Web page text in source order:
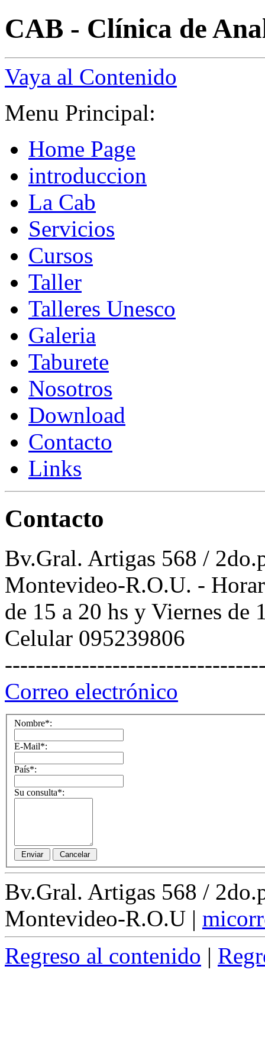
CAB - Clínica de
Vaya al Contenido
Menu Principal:
Home Page
introduccion
La Cab
Servicios
Cursos
Taller
Talleres Unesco
Galeria
Taburete
Nosotros
Download
Contacto
Links
Contacto
Bv.Gral. Artigas 568 /
Montevideo-R.O.U. -
de 15 a 20 hs y Viernes de
Celular 095239806
Correo electrónico
Nombre*:
E-Mail*:
País*:
Su consulta*:
Bv.Gral. Artigas 568 /
Montevideo-R.O.U |
Regreso al contenido |